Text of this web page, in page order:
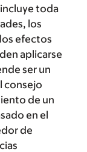
toda
los
efectos
aplicarse
ser un
consejo
de un
en el
de